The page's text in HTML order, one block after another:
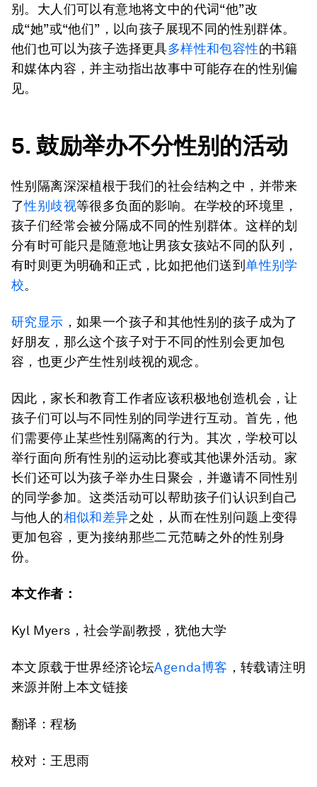
别。大人们可以有意地将文中的代词“他”改
成“她”或“他们”，以向孩子展现不同的性别群体。
他们也可以为孩子选择更具多样性和包容性的书籍
和媒体内容，并主动指出故事中可能存在的性别偏
见。
5. 鼓励举办不分性别的活动
性别隔离深深植根于我们的社会结构之中，并带来
了性别歧视等很多负面的影响。在学校的环境里，
孩子们经常会被分隔成不同的性别群体。这样的划
分有时可能只是随意地让男孩女孩站不同的队列，
有时则更为明确和正式，比如把他们送到单性别学
校。
研究显示 ，如果一个孩子和其他性别的孩子成为了
好朋友，那么这个孩子对于不同的性别会更加包
容，也更少产生性别歧视的观念。
因此，家长和教育工作者应该积极地创造机会，让
孩子们可以与不同性别的同学进行互动。首先，他
们需要停止某些性别隔离的行为。其次，学校可以
举行面向所有性别的运动比赛或其他课外活动。家
长们还可以为孩子举办生日聚会，并邀请不同性别
的同学参加。这类活动可以帮助孩子们认识到自己
与他人的相似和差异之处，从而在性别问题上变得
更加包容，更为接纳那些二元范畴之外的性别身
份。
本文作者：
Kyl Myers，社会学副教授，犹他大学
本文原载于世界经济论坛Agenda博客 ，转载请注明
来源并附上本文链接
翻译：程杨
校对：王思雨